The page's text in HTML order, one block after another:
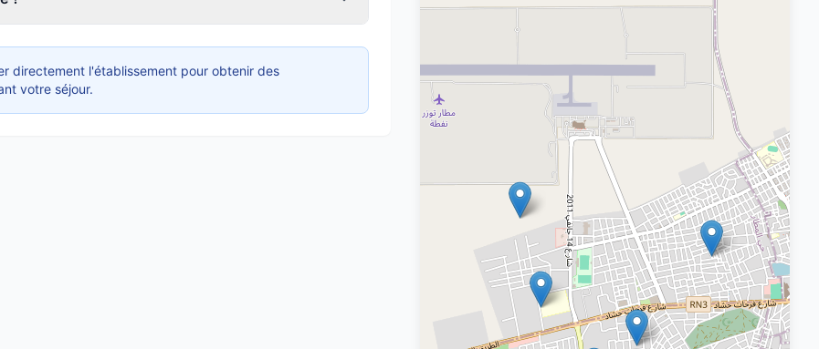
directement l'établissement pour obtenir des
votre séjour.